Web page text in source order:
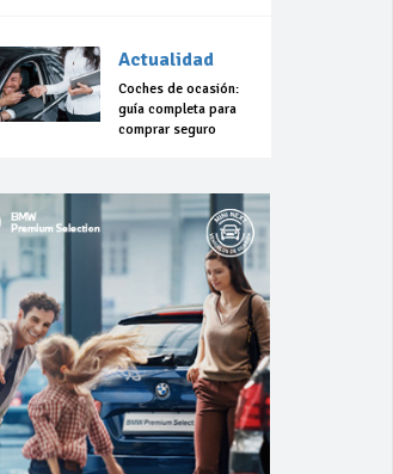
Actualidad
Coches de ocasión:
guía completa para
comprar seguro